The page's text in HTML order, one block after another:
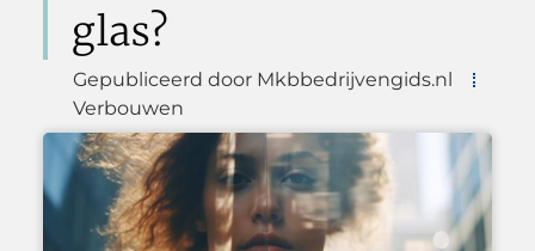
glas?
Gepubliceerd door Mkbbedrijvengids.nl
Verbouwen